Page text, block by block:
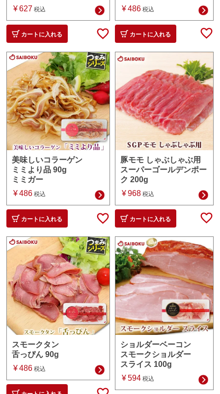
¥ 627 税込
カートに入れる
¥486 税込
カートに入れる
美味しいコラーゲン
ミミより品 90g
ミミガー
¥ 486 税込
カートに入れる
豚モモ しゃぶしゃぶ用
スーパーゴールデンポー
ク 200g
¥968 税込
カートに入れる
スモークタン
舌っぴん 90g
¥ 486 税込
ショルダーベーコン
スモークショルダー
スライス 100g
¥594 税込